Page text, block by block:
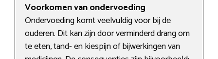
Voorkomen van ondervoeding
Ondervoeding komt veelvuldig voor bij de
ouderen. Dit kan zijn door verminderd drang om
te eten, tand- en kiespijn of bijwerkingen van